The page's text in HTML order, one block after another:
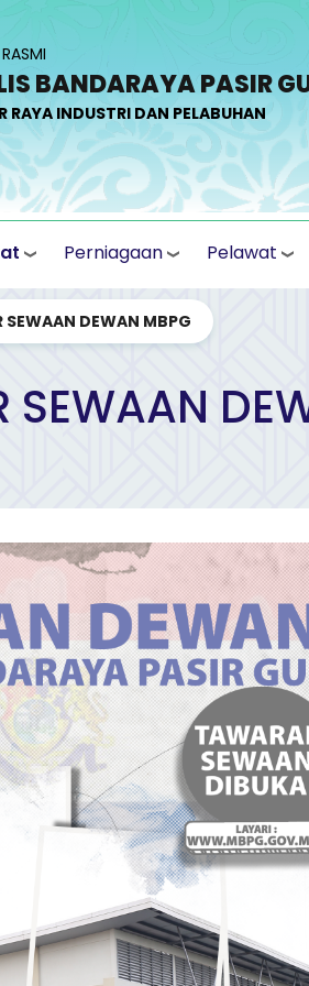
BANDARAYA PASIR
RAYA INDUSTRI DAN PELABUHAN
Perniagaan Pelawat
SEWAAN DEWAN MBPG
SEWAAN